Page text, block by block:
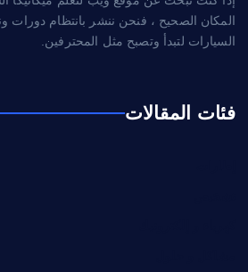
المكان الصحيح ، فنحن ننشر بانتظام دورات
السيارات لتبدأ وتصبح مثل المحترفين.
فئات المقالات